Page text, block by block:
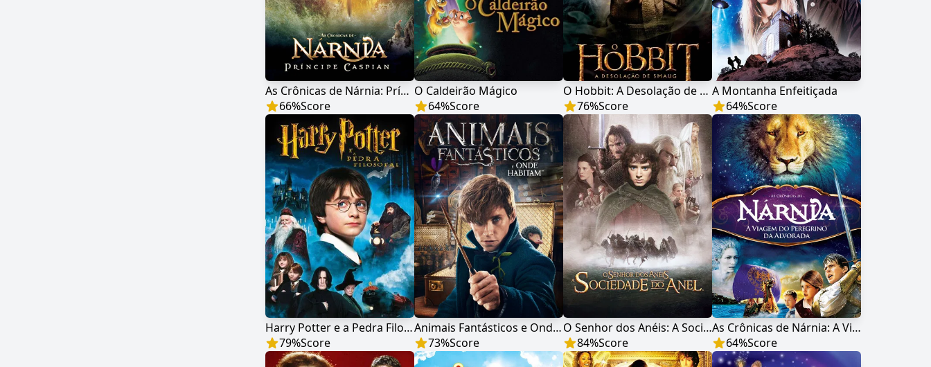
As Crônicas de Nárnia: Príncipe Caspian
66%Score
O Caldeirão Mágico
64%Score
O Hobbit: A Desolação de Smaug
76%Score
A Montanha Enfeitiçada
64%Score
Harry Potter e a Pedra Filosofal
79%Score
Animais Fantásticos e Onde Habitam
73%Score
O Senhor dos Anéis: A Sociedade do Anel
84%Score
As Crônicas de Nárnia: A Viagem do Peregrino da Alvorada
64%Score